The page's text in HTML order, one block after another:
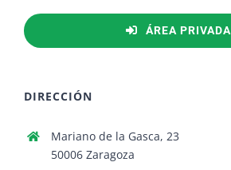
ÁREA PRIVADA
DIRECCIÓN
Mariano de la Gasca, 23
50006 Zaragoza